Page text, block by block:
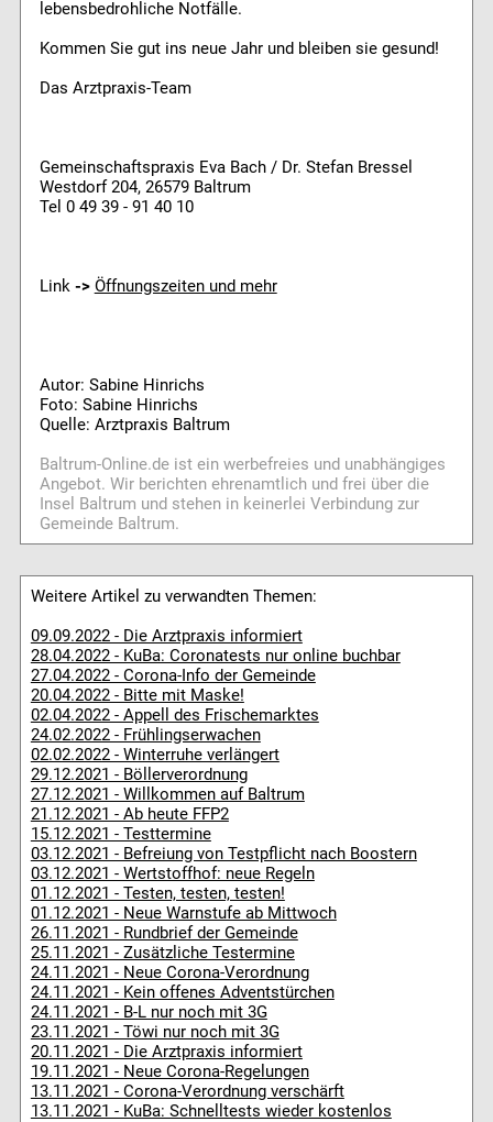
lebensbedrohliche Notfälle.
Kommen Sie gut ins neue Jahr und bleiben sie gesund!
Das Arztpraxis-Team
Gemeinschaftspraxis Eva Bach / Dr. Stefan Bressel
Westdorf 204, 26579 Baltrum
Tel 0 49 39 - 91 40 10
Link -> Öffnungszeiten und mehr
Autor: Sabine Hinrichs
Foto: Sabine Hinrichs
Quelle: Arztpraxis Baltrum
Baltrum-Online.de ist ein werbefreies und unabhängiges
Angebot. Wir berichten ehrenamtlich und frei über die
Insel Baltrum und stehen in keinerlei Verbindung zur
Gemeinde Baltrum.
Weitere Artikel zu verwandten Themen:
09.09.2022 - Die Arztpraxis informiert
28.04.2022 - KuBa: Coronatests nur online buchbar
27.04.2022 - Corona-Info der Gemeinde
20.04.2022 - Bitte mit Maske!
02.04.2022 - Appell des Frischemarktes
24.02.2022 - Frühlingserwachen
02.02.2022 - Winterruhe verlängert
29.12.2021 - Böllerverordnung
27.12.2021 - Willkommen auf Baltrum
21.12.2021 - Ab heute FFP2
15.12.2021 - Testtermine
03.12.2021 - Befreiung von Testpflicht nach Boostern
03.12.2021 - Wertstoffhof: neue Regeln
01.12.2021 - Testen, testen, testen!
01.12.2021 - Neue Warnstufe ab Mittwoch
26.11.2021 - Rundbrief der Gemeinde
25.11.2021 - Zusätzliche Testermine
24.11.2021 - Neue Corona-Verordnung
24.11.2021 - Kein offenes Adventstürchen
24.11.2021 - B-L nur noch mit 3G
23.11.2021 - Töwi nur noch mit 3G
20.11.2021 - Die Arztpraxis informiert
19.11.2021 - Neue Corona-Regelungen
13.11.2021 - Corona-Verordnung verschärft
13.11.2021 - KuBa: Schnelltests wieder kostenlos